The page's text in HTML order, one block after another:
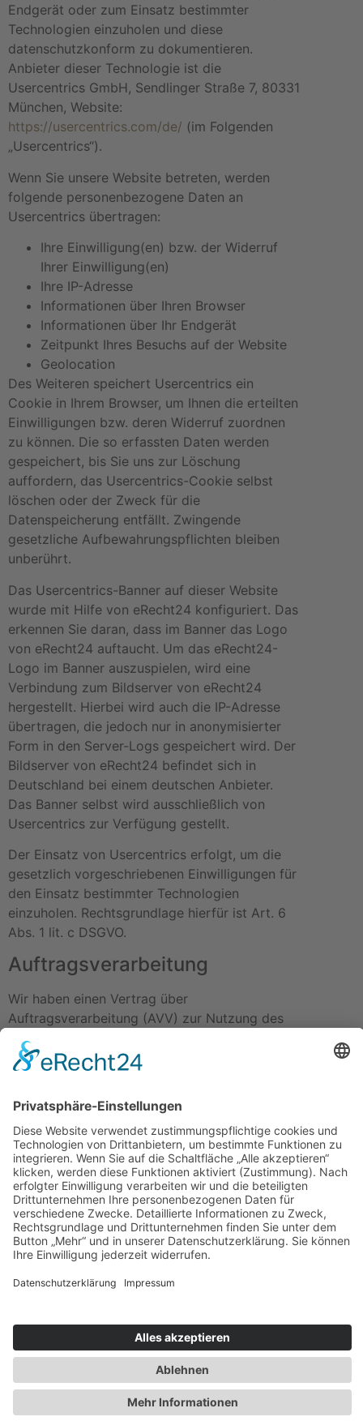
Endgerät oder zum Einsatz bestimmter
Technologien einzuholen und diese
datenschutzkonform zu dokumentieren.
Anbieter dieser Technologie ist die
Usercentrics GmbH, Sendlinger Straße 7, 80331
München, Website:
https://usercentrics.com/de/ (im Folgenden
„Usercentrics“).
Wenn Sie unsere Website betreten, werden
folgende personenbezogene Daten an
Usercentrics übertragen:
Ihre Einwilligung(en) bzw. der Widerruf
Ihrer Einwilligung(en)
Ihre IP-Adresse
Informationen über Ihren Browser
Informationen über Ihr Endgerät
Zeitpunkt Ihres Besuchs auf der Website
Geolocation
Des Weiteren speichert Usercentrics ein
Cookie in Ihrem Browser, um Ihnen die erteilten
Einwilligungen bzw. deren Widerruf zuordnen
zu können. Die so erfassten Daten werden
gespeichert, bis Sie uns zur Löschung
auffordern, das Usercentrics-Cookie selbst
löschen oder der Zweck für die
Datenspeicherung entfällt. Zwingende
gesetzliche Aufbewahrungspflichten bleiben
unberührt.
Das Usercentrics-Banner auf dieser Website
wurde mit Hilfe von eRecht24 konfiguriert. Das
erkennen Sie daran, dass im Banner das Logo
von eRecht24 auftaucht. Um das eRecht24-
Logo im Banner auszuspielen, wird eine
Verbindung zum Bildserver von eRecht24
hergestellt. Hierbei wird auch die IP-Adresse
übertragen, die jedoch nur in anonymisierter
Form in den Server-Logs gespeichert wird. Der
Bildserver von eRecht24 befindet sich in
Deutschland bei einem deutschen Anbieter.
Das Banner selbst wird ausschließlich von
Usercentrics zur Verfügung gestellt.
Der Einsatz von Usercentrics erfolgt, um die
gesetzlich vorgeschriebenen Einwilligungen für
den Einsatz bestimmter Technologien
einzuholen. Rechtsgrundlage hierfür ist Art. 6
Abs. 1 lit. c DSGVO.
Auftragsverarbeitung
Wir haben einen Vertrag über
Auftragsverarbeitung (AVV) zur Nutzung des
oben genannten Dienstes geschlossen. Hierbei
handelt es sich um einen datenschutzrechtlich
unserer Websitebesucher nur nach unseren
Weisungen und unter Einhaltung der DSGVO
verarbeitet.
Anfrage per E-Mail,
Telefon oder Telefax
Wenn Sie uns per E-Mail, Telefon oder Telefax
daraus hervorgehenden personenbezogenen
Bearbeitung Ihres Anliegens bei uns
gespeichert und verarbeitet. Diese Daten
geben wir nicht ohne Ihre Einwilligung weiter.
Die Verarbeitung dieser Daten erfolgt auf